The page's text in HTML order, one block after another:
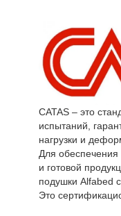
Footprint),
2013/179 / EU
Alfabed среди
метода на
собой научную
течение
сравнение
связанных с
направлять на
минимизировать
эффективности
или сокращения
CATAS – это
испытаний,
нагрузки и
Для обеспечения
и готовой
подушки Alfabed
Это